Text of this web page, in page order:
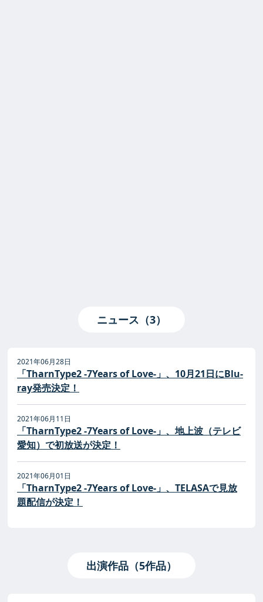
ニュース（3）
2021年06月28日
「TharnType2 -7Years of Love-」、10月21日にBlu-
ray発売決定！
2021年06月11日
「TharnType2 -7Years of Love-」、地上波（テレビ
愛知）で初放送が決定！
2021年06月01日
「TharnType2 -7Years of Love-」、TELASAで見放
題配信が決定！
出演作品（5作品）